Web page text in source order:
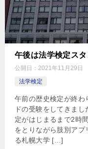
午後は法学検定ス
公開日： 2021年11月29日
法学検定
午前の歴史検定が終わ
ドの受験をしてきま
定がはじまるまで2時
をとりながら肢別アプ
る札幌大学 […]